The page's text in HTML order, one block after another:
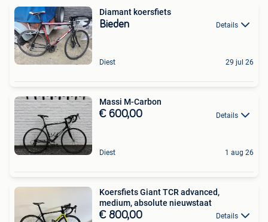
Diamant koersfiets
Bieden Details
Diest 29 jul 26
Massi M-Carbon
€ 600,00 Details
Diest 1 aug 26
Koersfiets Giant TCR advanced,
medium, absolute nieuwstaat
€ 800,00 Details